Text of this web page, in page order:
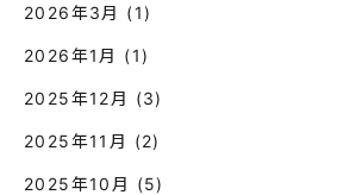
2026年3月 (1)
2026年1月 (1)
2025年12月 (3)
2025年11月 (2)
2025年10月 (5)